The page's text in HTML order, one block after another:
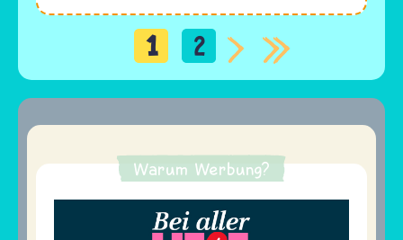
Seitennummerierung
1 2
Warum Werbung?